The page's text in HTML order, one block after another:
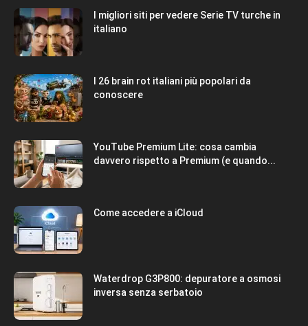
I migliori siti per vedere Serie TV turche in
italiano
I 26 brain rot italiani più popolari da
conoscere
YouTube Premium Lite: cosa cambia
davvero rispetto a Premium (e quando...
Come accedere a iCloud
Waterdrop G3P800: depuratore a osmosi
inversa senza serbatoio